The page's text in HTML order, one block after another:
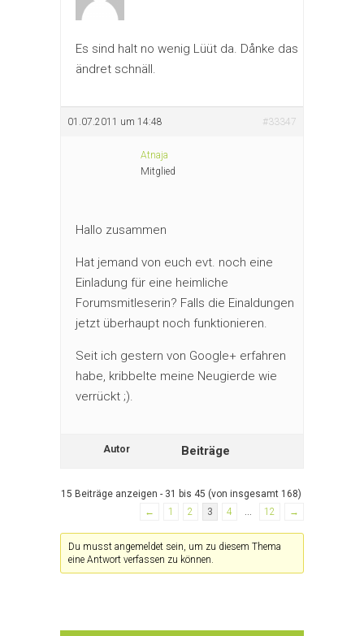
Es sind halt no wenig Lüüt da. Dånke das
ändret schnäll.
01.07.2011 um 14:48 #33347
Atnaja
Mitglied
Hallo zusammen
Hat jemand von euch evt. noch eine
Einladung für eine heimliche
Forumsmitleserin? Falls die Einaldungen
jetzt überhaupt noch funktionieren.
Seit ich gestern von Google+ erfahren
habe, kribbelte meine Neugierde wie
verrückt ;).
Autor Beiträge
15 Beiträge anzeigen - 31 bis 45 (von insgesamt 168)
←
1 2 3 4 12 →
Du musst angemeldet sein, um zu diesem Thema
eine Antwort verfassen zu können.